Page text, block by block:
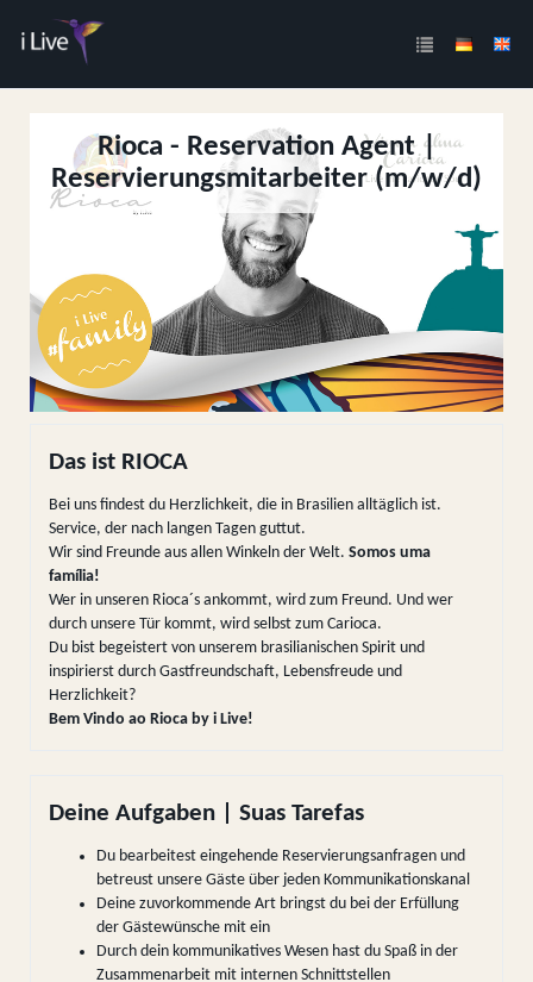
Rioca - Reservation Agent |
Reservierungsmitarbeiter (m/w/d)
Das ist RIOCA
Bei uns findest du Herzlichkeit, die in Brasilien alltäglich ist.
Service, der nach langen Tagen guttut.
Wir sind Freunde aus allen Winkeln der Welt. Somos uma
família!
Wer in unseren Rioca´s ankommt, wird zum Freund. Und wer
durch unsere Tür kommt, wird selbst zum Carioca.
Du bist begeistert von unserem brasilianischen Spirit und
inspirierst durch Gastfreundschaft, Lebensfreude und
Herzlichkeit?
Bem Vindo ao Rioca by i Live!
Deine Aufgaben | Suas Tarefas
Du bearbeitest eingehende Reservierungsanfragen und
betreust unsere Gäste über jeden Kommunikationskanal
Deine zuvorkommende Art bringst du bei der Erfüllung
der Gästewünsche mit ein
Durch dein kommunikatives Wesen hast du Spaß in der
Zusammenarbeit mit internen Schnittstellen